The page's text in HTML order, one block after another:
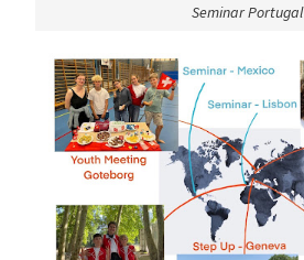
Seminar Portugal